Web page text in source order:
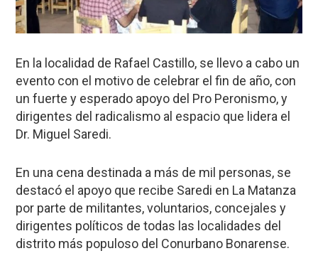
En la localidad de Rafael Castillo, se llevo a cabo un
evento con el motivo de celebrar el fin de año, con
un fuerte y esperado apoyo del Pro Peronismo, y
dirigentes del radicalismo al espacio que lidera el
Dr. Miguel Saredi.
En una cena destinada a más de mil personas, se
destacó el apoyo que recibe Saredi en La Matanza
por parte de militantes, voluntarios, concejales y
dirigentes políticos de todas las localidades del
distrito más populoso del Conurbano Bonarense.